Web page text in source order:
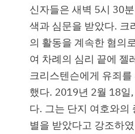
신자들은 새벽 5시 30
색과 심문을 받았다. 크
의 활동을 계속한 혐의
여 차례의 심리 끝에 젤
크리스텐슨에게 유죄
했다. 2019년 2월 18일
다. 그는 단지 여호와의
별을 받았다고 강조하